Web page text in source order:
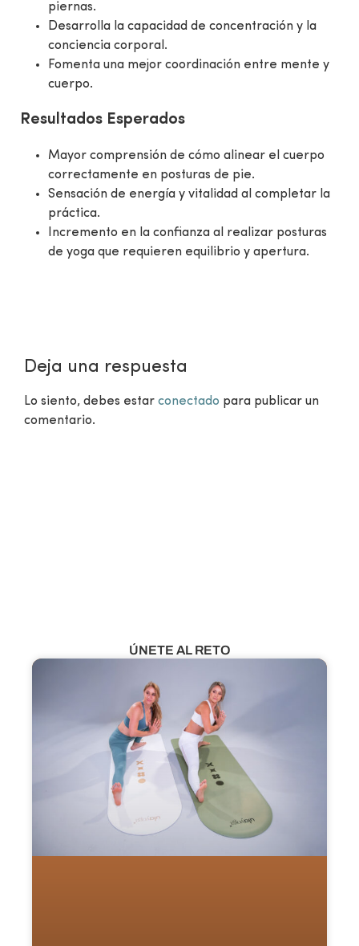
piernas.
Desarrolla la capacidad de concentración y la
conciencia corporal.
Fomenta una mejor coordinación entre mente y
cuerpo.
Resultados Esperados
Mayor comprensión de cómo alinear el cuerpo
correctamente en posturas de pie.
Sensación de energía y vitalidad al completar la
práctica.
Incremento en la confianza al realizar posturas
de yoga que requieren equilibrio y apertura.
Deja una respuesta
Lo siento, debes estar conectado para publicar un
comentario.
ÚNETE AL RETO